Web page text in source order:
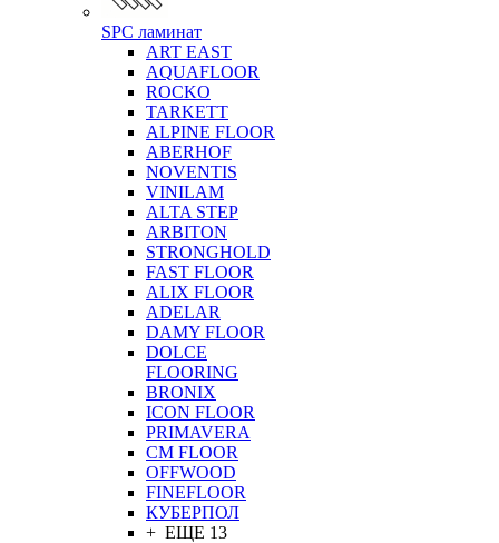
SPC ламинат
ART EAST
AQUAFLOOR
ROCKO
TARKETT
ALPINE FLOOR
ABERHOF
NOVENTIS
VINILAM
ALTA STEP
ARBITON
STRONGHOLD
FAST FLOOR
ALIX FLOOR
ADELAR
DAMY FLOOR
DOLCE
FLOORING
BRONIX
ICON FLOOR
PRIMAVERA
CM FLOOR
OFFWOOD
FINEFLOOR
КУБЕРПОЛ
+ ЕЩЕ 13